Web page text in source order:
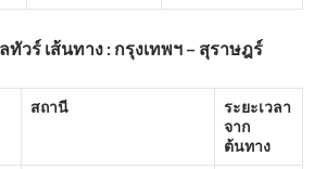
วร์ เส้นทาง : กรุงเทพฯ – สุราษฎร์
สถานี
ระยะเวลา
จาก
ต้นทาง